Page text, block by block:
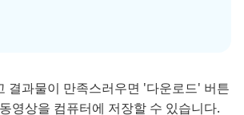
결과물이 만족스러우면 '다운로드' 버튼
영상을 컴퓨터에 저장할 수 있습니다.